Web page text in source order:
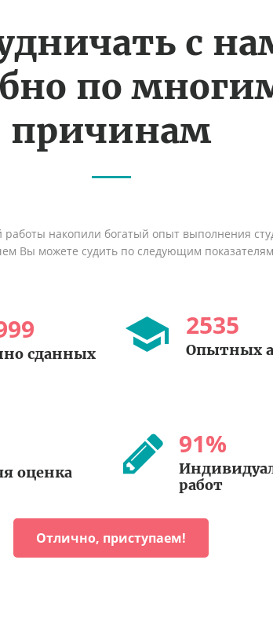
с
по
причинам
работы накопили богатый опыт выполнения
Вы можете судить по следующим показателям
сданных
2535
Опытных
оценка
91%
работ
Отлично, приступаем!